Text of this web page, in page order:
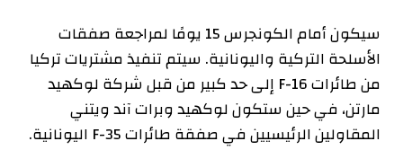
سيكون أمام الكونجرس 15 يومًا لمراجعة صفقات
الأسلحة التركية واليونانية. سيتم تنفيذ مشتريات تركيا
من طائرات F-16 إلى حد كبير من قبل شركة لوكهيد
مارتن، في حين ستكون لوكهيد وبرات آند ويتني
المقاولين الرئيسيين في صفقة طائرات F-35 اليونانية.